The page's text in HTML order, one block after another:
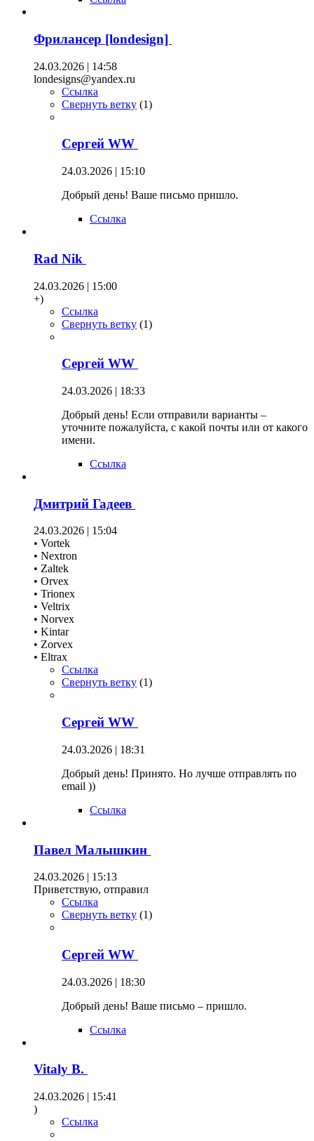
Фрилансер [londesign]
24.03.2026 | 14:58
londesigns@yandex.ru
Ссылка
Свернуть ветку (1)
Сергей WW
24.03.2026 | 15:10
Добрый день! Ваше письмо пришло.
Ссылка
Rad Nik
24.03.2026 | 15:00
+)
Ссылка
Свернуть ветку (1)
Сергей WW
24.03.2026 | 18:33
Добрый день! Если отправили варианты –
уточните пожалуйста, с какой почты или от какого
имени.
Ссылка
Дмитрий Гадеев
24.03.2026 | 15:04
• Vortek
• Nextron
• Zaltek
• Orvex
• Trionex
• Veltrix
• Norvex
• Kintar
• Zorvex
• Eltrax
Ссылка
Свернуть ветку (1)
Сергей WW
24.03.2026 | 18:31
Добрый день! Принято. Но лучше отправлять по
email ))
Ссылка
Павел Малышкин
24.03.2026 | 15:13
Приветствую, отправил
Ссылка
Свернуть ветку (1)
Сергей WW
24.03.2026 | 18:30
Добрый день! Ваше письмо – пришло.
Ссылка
Vitaly B.
24.03.2026 | 15:41
)
Ссылка